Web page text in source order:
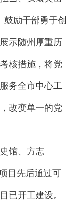
鼓励干部勇于创
示随州厚重历
核措施，将党
务全市中心工
改变单一的党
馆、方志
目先后通过可
已开工建设。